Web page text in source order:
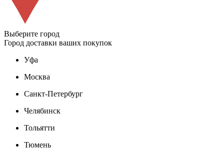
Выберите город
Город доставки ваших покупок
Уфа
Москва
Санкт-Петербург
Челябинск
Тольятти
Тюмень